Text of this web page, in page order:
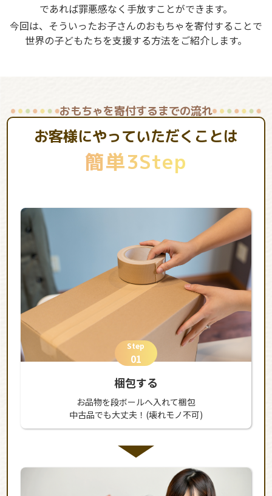
であれば罪悪感なく手放すことができます。
今回は、そういったお子さんのおもちゃを寄付することで
世界の子どもたちを支援する方法をご紹介します。
おもちゃを寄付するまでの流れ
お客様にやっていただくことは
簡単3Step
Step
01
梱包する
お品物を段ボールへ入れて梱包
中古品でも大丈夫！(壊れモノ不可)